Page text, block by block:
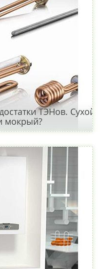
ТЭНов. Сухой
мокрый?